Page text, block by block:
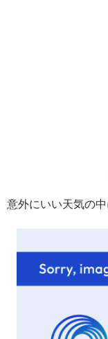
意外にいい天気の